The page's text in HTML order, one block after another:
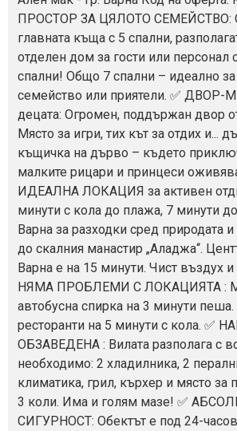
ПРОСТОР ЗА ЦЯЛОТО СЕМЕЙСТВО:
главната къща с 5 спални,
отделен дом за гости или персонал
спални! Общо 7 спални – идеално
семейство или приятели. ✅ ДВОР-
децата: Огромен, поддържан двор
Място за игри, тих кът за отдих и...
къщичка на дърво – където
малките рицари и принцеси
ИДЕАЛНА ЛОКАЦИЯ за активен
минути с кола до плажа, 7 минути
Варна за разходки сред природата
до скалния манастир „Аладжа“.
Варна е на 15 минути. Чист въздух и
НЯМА ПРОБЛЕМИ С ЛОКАЦИЯТА :
автобусна спирка на 3 минути
ресторанти на 5 минути с кола. ✅
ОБЗАВЕДЕНА : Вилата разполага с
необходимо: 2 хладилника, 2
климатика, грил, кърхер и място за
3 коли. Има и голям мазе! ✅
СИГУРНОСТ: Обектът е под 24-